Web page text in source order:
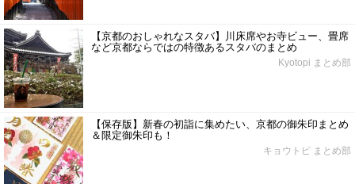
【京都のおしゃれなスタバ】川床席やお寺ビュー、畳席
など京都ならではの特徴あるスタバのまとめ
Kyotopi まとめ部
【保存版】新春の初詣に集めたい、京都の御朱印まとめ
＆限定御朱印も！
キョウトピ まとめ部